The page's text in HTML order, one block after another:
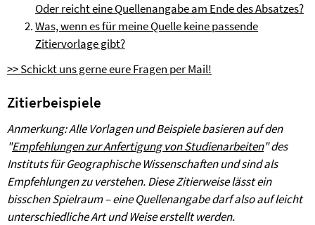
Oder reicht eine Quellenangabe am Ende des Absatzes?
Was, wenn es für meine Quelle keine passende
Zitiervorlage gibt?
>> Schickt uns gerne eure Fragen per Mail!
Zitierbeispiele
Anmerkung: Alle Vorlagen und Beispiele basieren auf den
"Empfehlungen zur Anfertigung von Studienarbeiten" des
Instituts fürGeographische Wissenschaften und sind als
Empfehlungen zu verstehen. Diese Zitierweise lässt ein
bisschen Spielraum – eine Quellenangabe darf also auf leicht
unterschiedliche Art und Weise erstellt werden.